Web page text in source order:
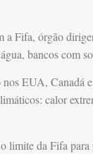
a Fifa, órgão
bancos com
nos EUA, Canadá
calor
limite da Fifa para